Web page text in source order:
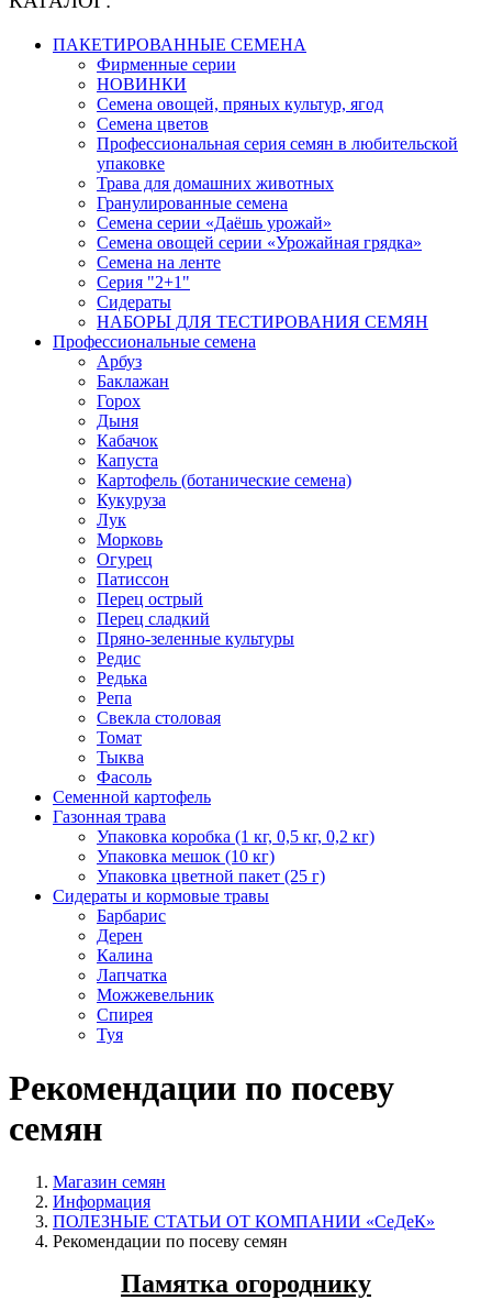
ПАКЕТИРОВАННЫЕ СЕМЕНА
Фирменные серии
НОВИНКИ
Семена овощей, пряных культур, ягод
Семена цветов
Профессиональная серия семян в любительской
упаковке
Трава для домашних животных
Гранулированные семена
Семена серии «Даёшь урожай»
Семена овощей серии «Урожайная грядка»
Семена на ленте
Серия "2+1"
Сидераты
НАБОРЫ ДЛЯ ТЕСТИРОВАНИЯ СЕМЯН
Профессиональные семена
Арбуз
Баклажан
Горох
Дыня
Кабачок
Капуста
Картофель (ботанические семена)
Кукуруза
Лук
Морковь
Огурец
Патиссон
Перец острый
Перец сладкий
Пряно-зеленные культуры
Редис
Редька
Репа
Свекла столовая
Томат
Тыква
Фасоль
Семенной картофель
Газонная трава
Упаковка коробка (1 кг, 0,5 кг, 0,2 кг)
Упаковка мешок (10 кг)
Упаковка цветной пакет (25 г)
Сидераты и кормовые травы
Барбарис
Дерен
Калина
Лапчатка
Можжевельник
Спирея
Туя
Рекомендации по посеву
семян
Магазин семян
Информация
ПОЛЕЗНЫЕ СТАТЬИ ОТ КОМПАНИИ «СеДеК»
Рекомендации по посеву семян
Памятка огороднику